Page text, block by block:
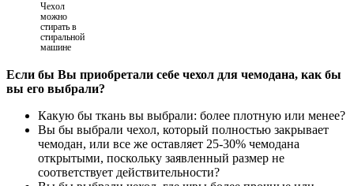
Чехол
можно
стирать в
стиральной
машине
Если бы Вы приобретали себе чехол для чемодана, как бы
вы его выбрали?
Какую бы ткань вы выбрали: более плотную или менее?
Вы бы выбрали чехол, который полностью закрывает
чемодан, или все же оставляет 25-30% чемодана
открытыми, поскольку заявленный размер не
соответствует действительности?